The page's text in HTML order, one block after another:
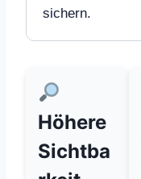
sichern.
Höhere
Sichtba